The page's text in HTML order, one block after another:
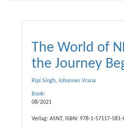
The World of
the Journey
Ripi Singh, Johannes Vrana
Book:
08/2021
Verlag: ASNT, ISBN: 978-1-57117-581-